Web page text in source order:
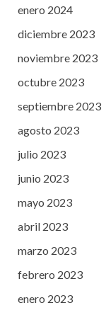
enero 2024
diciembre 2023
noviembre 2023
octubre 2023
septiembre 2023
agosto 2023
julio 2023
junio 2023
mayo 2023
abril 2023
marzo 2023
febrero 2023
enero 2023